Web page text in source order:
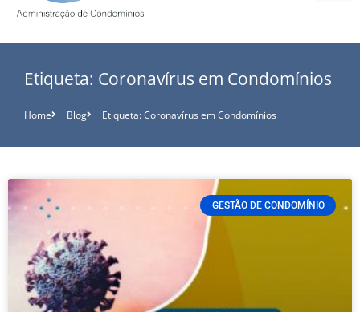
Etiqueta: Coronavírus em Condomínios
Home Blog Etiqueta: Coronavírus em Condomínios
GESTÃO DE CONDOMÍNIO